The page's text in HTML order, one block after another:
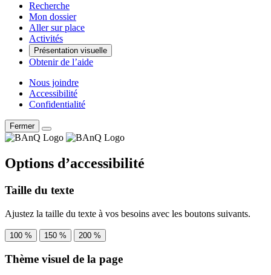
Recherche
Mon dossier
Aller sur place
Activités
Présentation visuelle
Obtenir de l’aide
Nous joindre
Accessibilité
Confidentialité
Fermer
Options d’accessibilité
Taille du texte
Ajustez la taille du texte à vos besoins avec les boutons suivants.
100 % 150 % 200 %
Thème visuel de la page